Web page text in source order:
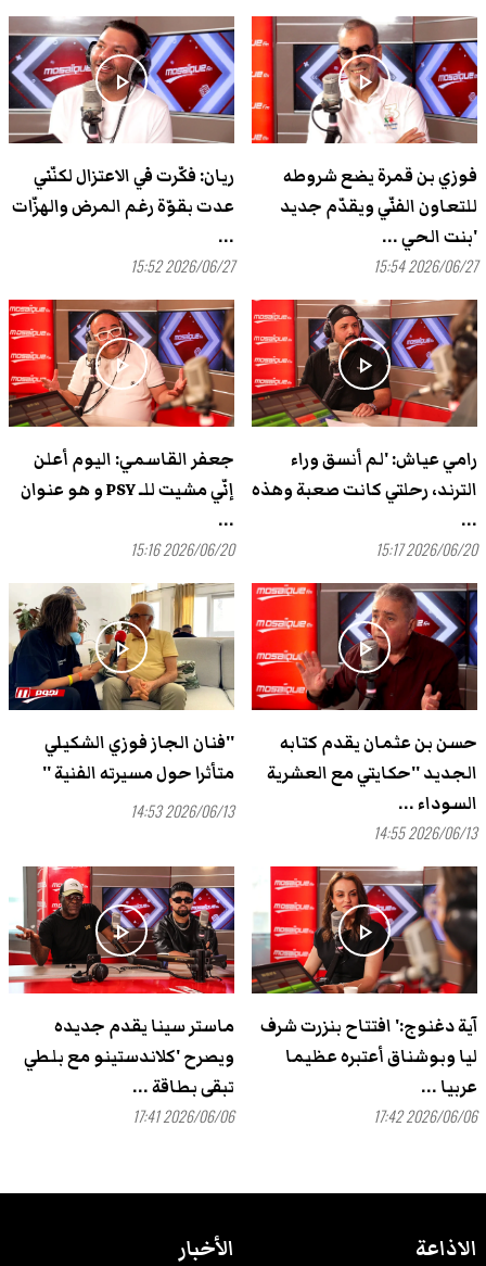
play_arrow
فوزي بن قمرة يضع شروطه
للتعاون الفنّي ويقدّم جديد
'بنت الحي ...
2026/06/27 15:54
play_arrow
ريان: فكّرت في الاعتزال لكنّني
عدت بقوّة رغم المرض والهزّات
...
2026/06/27 15:52
play_arrow
رامي عياش: 'لم أنسق وراء
الترند، رحلتي كانت صعبة وهذه
...
2026/06/20 15:17
play_arrow
جعفر القاسمي: اليوم أعلن
إنّي مشيت للـ PSY و هو عنوان
...
2026/06/20 15:16
play_arrow
حسن بن عثمان يقدم كتابه
الجديد ''حكايتي مع العشرية
السوداء ...
2026/06/13 14:55
play_arrow
''فنان الجاز فوزي الشكيلي
متأثرا حول مسيرته الفنية ''
2026/06/13 14:53
play_arrow
آية دغنوج:' افتتاح بنزرت شرف
ليا وبوشناق أعتبره عظيما
عربيا ...
2026/06/06 17:42
play_arrow
ماستر سينا يقدم جديده
ويصرح 'كلاندستينو مع بلطي
تبقى بطاقة ...
2026/06/06 17:41
الاذاعة الأخبار